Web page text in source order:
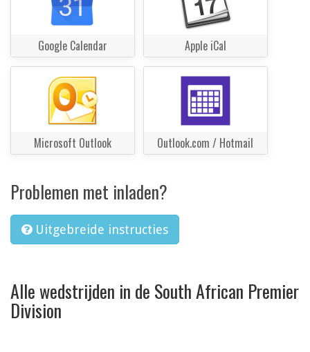
Google Calendar Apple iCal
Microsoft Outlook Outlook.com / Hotmail
Problemen met inladen?
Uitgebreide instructies
Alle wedstrijden in de South African Premier
Division